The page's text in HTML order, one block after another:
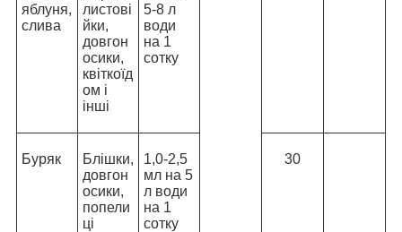
яблуня,
слива
листові
йки,
довгон
осики,
квіткоїд
ом і
інші
5-8 л
води
на 1
сотку
Буряк
Блішки,
довгон
осики,
попели
ці
1,0-2,5
мл на 5
л води
на 1
сотку
30